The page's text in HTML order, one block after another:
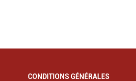
CONDITIONS GÉNÉRALES